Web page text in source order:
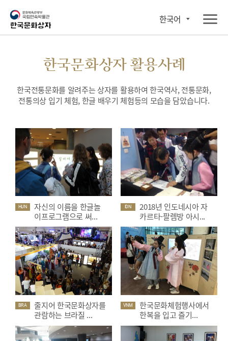
한국어
한국문화상자 활용사례
한국전통문화를 알려주는 상자를 활용하여 한국역사, 전통문화,
전통의상 입기 체험, 한글 배우기 체험등의 모습을 담았습니다.
HUN
자신의 이름을 한글놀
이프로그램으로 써...
IDN
2018년 인도네시아 자
카르타-팔렘방 아시...
BRA
줄지어 한국문화상자를
관람하는 브라질 ...
VNM
한국문화체험행사에서
한복을 입고 즐기...